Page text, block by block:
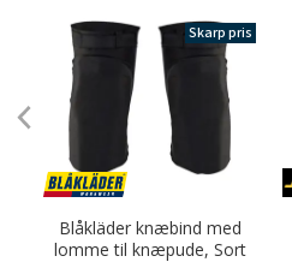
Skarp pris
Blåkläder knæbind med
lomme til knæpude, Sort